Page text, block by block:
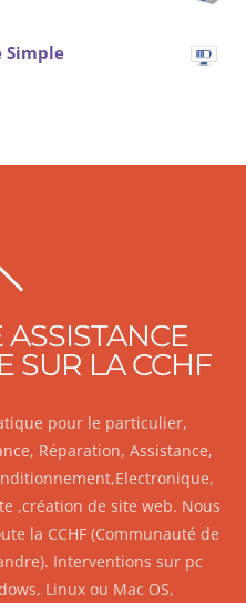
Simple
TOP
ASSISTANCE
SUR LA CCHF
pour le particulier,
Réparation, Assistance,
,création de site web. Nous
la CCHF (Communauté de
Interventions sur pc
Linux ou Mac OS,